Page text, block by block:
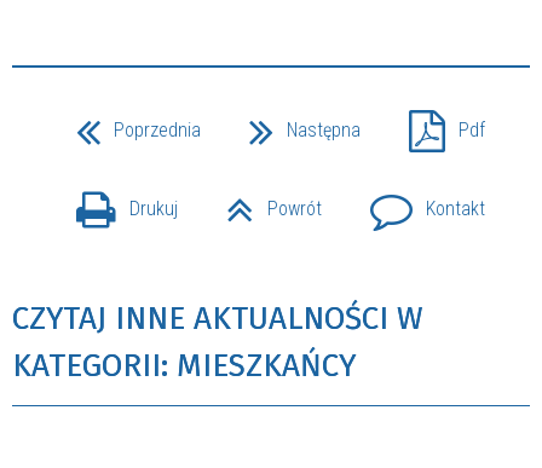
Poprzednia Następna Pdf
Drukuj Powrót Kontakt
CZYTAJ INNE AKTUALNOŚCI W
KATEGORII: MIESZKAŃCY